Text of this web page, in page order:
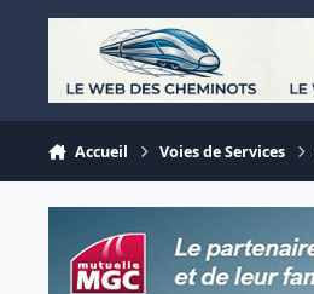
Aller au contenu
Accueil Voies de Services